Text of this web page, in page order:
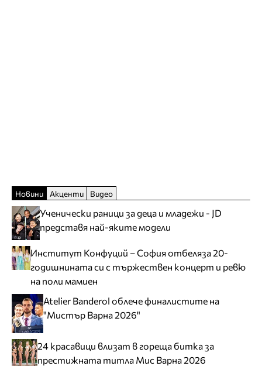
Новини Акценти Видео
Ученически раници за деца и младежи - JD
представя най-яките модели
Институт Конфуций – София отбеляза 20-
годишнината си с тържествен концерт и ревю
на поли мамиен
Atelier Banderol облече финалистите на
"Мистър Варна 2026"
24 красавици влизат в гореща битка за
престижната титла Мис Варна 2026